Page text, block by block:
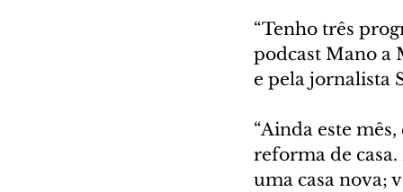
“Tenho três
podcast Mano a
e pela jornalista
“Ainda este
reforma de casa.
uma casa nova;